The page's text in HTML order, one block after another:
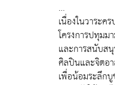
…
เนื่องในวาระ
โครงการปทุม
และการสนับส
ศิลปินและจิตอา
เพื่อน้อมระลึก